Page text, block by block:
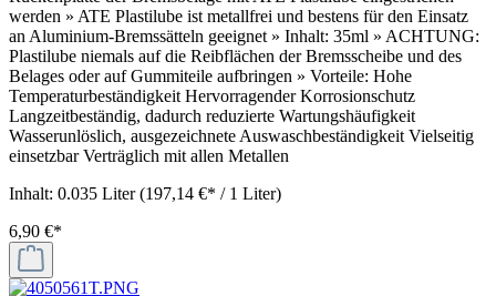
werden » ATE Plastilube ist metallfrei und bestens für den Einsatz
an Aluminium-Bremssätteln geeignet » Inhalt: 35ml » ACHTUNG:
Plastilube niemals auf die Reibflächen der Bremsscheibe und des
Belages oder auf Gummiteile aufbringen » Vorteile: Hohe
Temperaturbeständigkeit Hervorragender Korrosionschutz
Langzeitbeständig, dadurch reduzierte Wartungshäufigkeit
Wasserunlöslich, ausgezeichnete Auswaschbeständigkeit Vielseitig
einsetzbar Verträglich mit allen Metallen
Inhalt: 0.035 Liter(197,14 €* / 1 Liter)
6,90 €*